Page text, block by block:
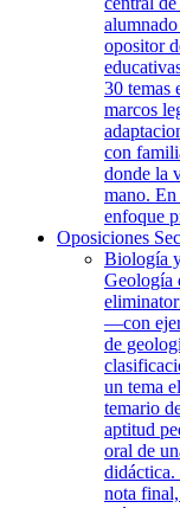
opositor
30 temas
marcos
con
donde la
mano.
enfoque
Oposiciones
Biología
Geología
—con
de
un tema
temario
aptitud
oral de
didáctica.
nota